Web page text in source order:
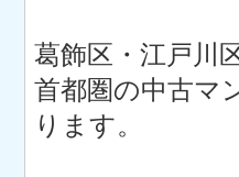
葛飾区・江戸川
首都圏の中古マ
ります。